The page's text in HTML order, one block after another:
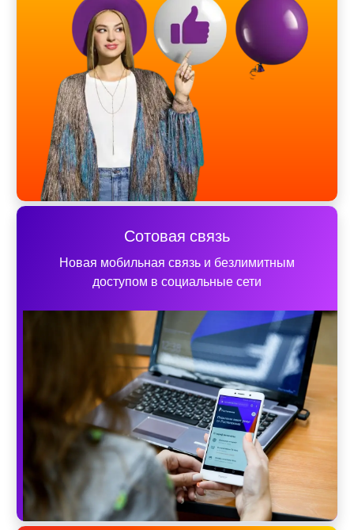
Сотовая связь
Новая мобильная связь и безлимитным
доступом в социальные сети